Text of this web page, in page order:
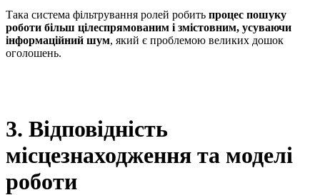
Така система фільтрування ролей робить процес пошуку
роботи більш цілеспрямованим і змістовним, усуваючи
інформаційний шум, який є проблемою великих дошок
оголошень.
3. Відповідність
місцезнаходження та моделі
роботи